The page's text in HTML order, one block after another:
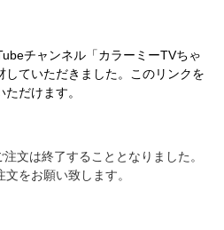
チャンネル「カラーミーTVちゃ
していただきました。このリンクを
だけます。
文は終了することとなりました。
をお願い致します。